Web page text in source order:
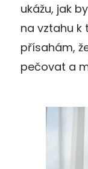
ukážu, jak
na vztahu k
přísahám,
pečovat a